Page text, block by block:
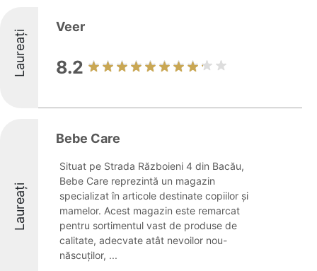
Laureați
Veer
8.2
Laureați
Bebe Care
Situat pe Strada Războieni 4 din Bacău,
Bebe Care reprezintă un magazin
specializat în articole destinate copiilor și
mamelor. Acest magazin este remarcat
pentru sortimentul vast de produse de
calitate, adecvate atât nevoilor nou-
născuților, ...